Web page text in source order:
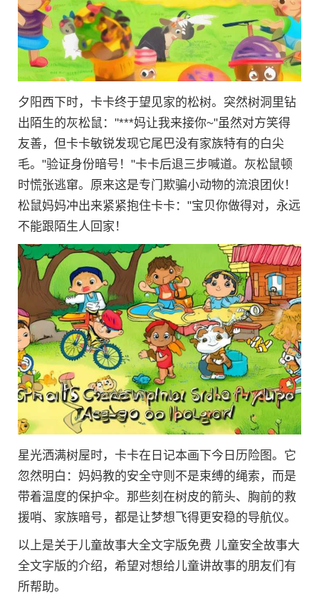
夕阳西下时，卡卡终于望见家的松树。突然树洞里钻
出陌生的灰松鼠："***妈让我来接你~"虽然对方笑得
友善，但卡卡敏锐发现它尾巴没有家族特有的白尖
毛。"验证身份暗号！"卡卡后退三步喊道。灰松鼠顿
时慌张逃窜。原来这是专门欺骗小动物的流浪团伙！
松鼠妈妈冲出来紧紧抱住卡卡："宝贝你做得对，永远
不能跟陌生人回家！
星光洒满树屋时，卡卡在日记本画下今日历险图。它
忽然明白：妈妈教的安全守则不是束缚的绳索，而是
带着温度的保护伞。那些刻在树皮的箭头、胸前的救
援哨、家族暗号，都是让梦想飞得更安稳的导航仪。
以上是关于儿童故事大全文字版免费 儿童安全故事大
全文字版的介绍，希望对想给儿童讲故事的朋友们有
所帮助。